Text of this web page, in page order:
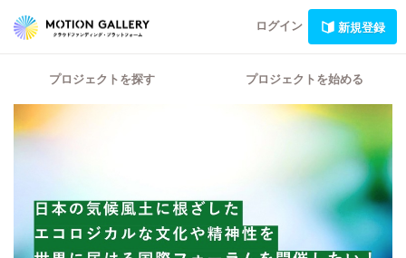
ログイン 新規登録
プロジェクトを探す プロジェクトを始める